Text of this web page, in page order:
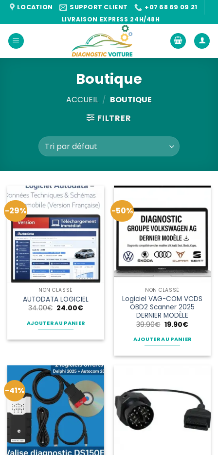
PasserLOCATION SUPPORT CLIENT
+07 68 69 09 21
LIVRAISON EXPRESS 24H/48H
Boutique
ACCUEIL / BOUTIQUE
FILTRER
-29%
NON CLASSÉ
AUTODATA LOGICIEL
34.00€ Le
initial
était :
24.00€Le
actuel
est :
AJOUTER AU PANIER
-50%
NON CLASSÉ
Logiciel VAG-COM VCDS
OBD2 Scanner 2025
DERNIER MODÈLE
39.90€ Le
initial
était :
19.90€Le
actuel
est :
AJOUTER AU PANIER
-41%